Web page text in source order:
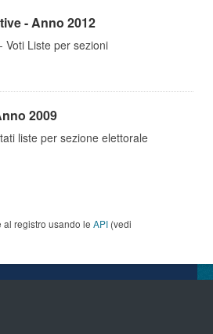
- Anno 2012
Voti Liste per sezioni
2009
liste per sezione elettorale
registro usando le API (vedi